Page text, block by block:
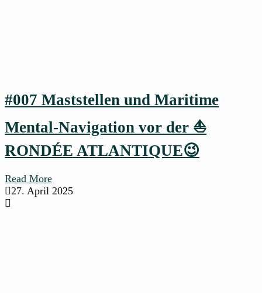
#007 Maststellen und Maritime
Mental-Navigation vor der ⛵
RONDÉE ATLANTIQUE😉
Read More
27. April 2025